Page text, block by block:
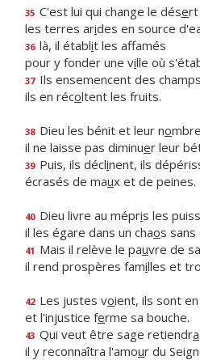
35 C'est lui qui change le désert
les terres arides en source
36 là, il établit les affamés
pour y fonder une ville où
37 Ils ensemencent des
ils en récoltent les fruits.
38 Dieu les bénit et leur no
il ne laisse pas diminuer leur
39 Puis, ils déclinent, ils
écrasés de maux et de peines.
40 Dieu livre au mépris les
il les égare dans un chaos sans
41 Mais il relève le pauvre de
il rend prospères familles et
42 Les justes voient, ils sont
et l'injustice ferme sa bouche.
43 Qui veut être sage retiendra
il y reconnaîtra l'amour du